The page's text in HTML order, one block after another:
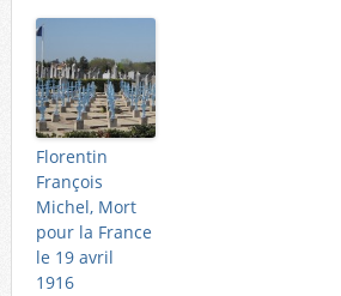
Florentin
François
Michel, Mort
pour la France
le 19 avril
1916